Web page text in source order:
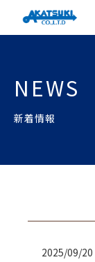
NEWS
新着情報
2025/09/20